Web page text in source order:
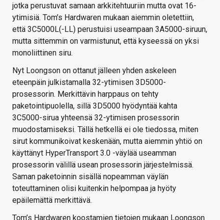
jotka perustuvat samaan arkkitehtuuriin mutta ovat 16-
ytimisiä. Tom’s Hardwaren mukaan aiemmin oletettiin,
että 3C5000L(-LL) perustuisi useampaan 3A5000-siruun,
mutta sittemmin on varmistunut, että kyseessä on yksi
monoliittinen siru.
Nyt Loongson on ottanut jälleen yhden askeleen
eteenpäin julkistamalla 32-ytimisen 3D5000-
prosessorin. Merkittävin harppaus on tehty
paketointipuolella, sillä 3D5000 hyödyntää kahta
3C5000-sirua yhteensä 32-ytimisen prosessorin
muodostamiseksi. Tällä hetkellä ei ole tiedossa, miten
sirut kommunikoivat keskenään, mutta aiemmin yhtiö on
käyttänyt HyperTransport 3.0 -väylää useamman
prosessorin välillä usean prosessorin järjestelmissä.
Saman paketoinnin sisällä nopeamman väylän
toteuttaminen olisi kuitenkin helpompaa ja hyöty
epäilemättä merkittävä.
Tom’s Hardwaren koostamien tietojen mukaan Loongson